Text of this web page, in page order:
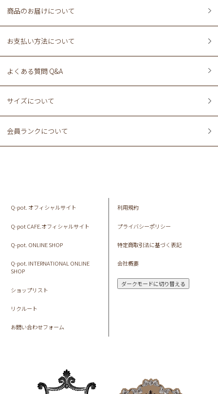
商品のお届けについて
お支払い方法について
よくある質問 Q&A
サイズについて
会員ランクについて
Q-pot. オフィシャルサイト
Q-pot CAFE.オフィシャルサイト
Q-pot. ONLINE SHOP
Q-pot. INTERNATIONAL ONLINE
SHOP
ショップリスト
リクルート
お問い合わせフォーム
利用規約
プライバシーポリシー
特定商取引法に基づく表記
会社概要
ダークモードに切り替える